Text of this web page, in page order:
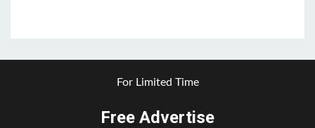
For Limited Time
Free Advertise